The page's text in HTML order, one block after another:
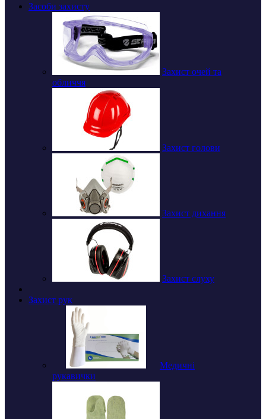
Засоби захисту
Захист очей та
обличчя
Захист голови
Захист дихання
Захист слуху
Захист рук
Медичні
рукавички